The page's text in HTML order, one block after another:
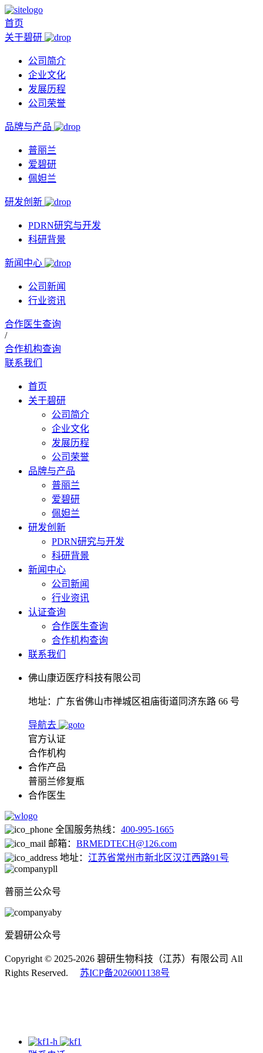
首页
关于碧研
公司简介
企业文化
发展历程
公司荣誉
品牌与产品
普丽兰
爱碧研
佩妲兰
研发创新
PDRN研究与开发
科研背景
新闻中心
公司新闻
行业资讯
合作医生查询
/
合作机构查询
联系我们
首页
关于碧研
公司简介
企业文化
发展历程
公司荣誉
品牌与产品
普丽兰
爱碧研
佩妲兰
研发创新
PDRN研究与开发
科研背景
新闻中心
公司新闻
行业资讯
认证查询
合作医生查询
合作机构查询
联系我们
佛山康迈医疗科技有限公司
地址：广东省佛山市禅城区祖庙街道同济东路 66 号
导航去
官方认证
合作机构
合作产品
普丽兰修复瓶
合作医生
全国服务热线： 400-995-1665
邮箱： BRMEDTECH@126.com
地址： 江苏省常州市新北区汉江西路91号
普丽兰公众号
爱碧研公众号
Copyright © 2025-2026 碧研生物科技（江苏）有限公司 All
Rights Reserved. 苏ICP备2026001138号